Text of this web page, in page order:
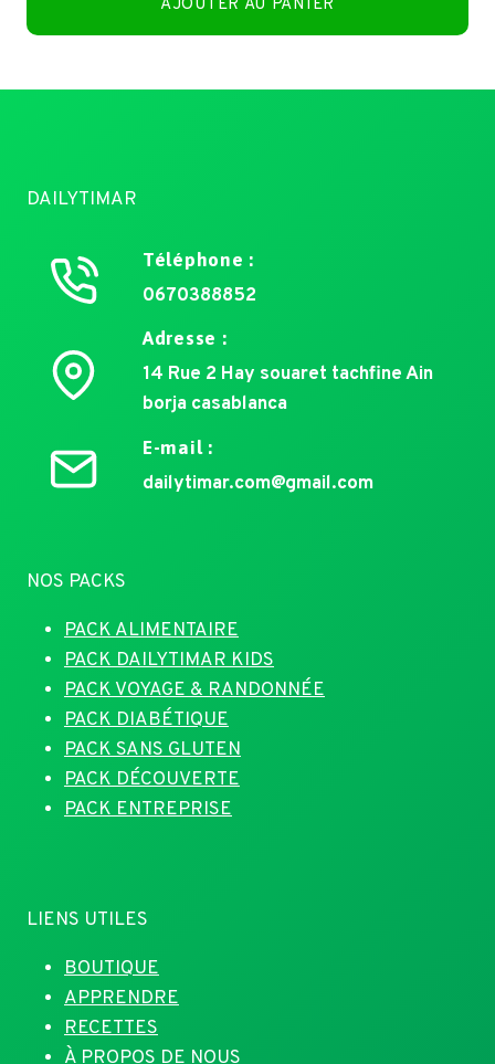
AJOUTER AU PANIER
DAILYTIMAR
Téléphone :
0670388852
Adresse :
14 Rue 2 Hay souaret tachfine Ain
borja casablanca
E-mail :
dailytimar.com@gmail.com
NOS PACKS
PACK ALIMENTAIRE
PACK DAILYTIMAR KIDS
PACK VOYAGE & RANDONNÉE
PACK DIABÉTIQUE
PACK SANS GLUTEN
PACK DÉCOUVERTE
PACK ENTREPRISE
LIENS UTILES
BOUTIQUE
APPRENDRE
RECETTES
À PROPOS DE NOUS